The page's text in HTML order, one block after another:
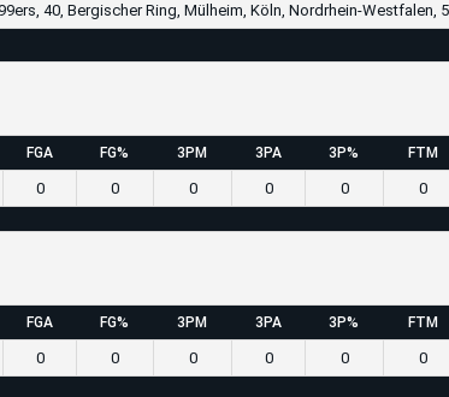
40, Bergischer Ring, Mülheim, Köln, Nordrhein-Westfalen,
FGA FG% 3PM 3PA 3P% FTM
0 0 0 0 0 0
FGA FG% 3PM 3PA 3P% FTM
0 0 0 0 0 0